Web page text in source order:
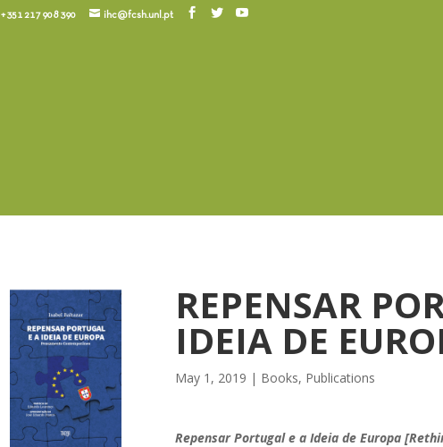
+351 217 908 390 ihc@fcsh.unl.pt
REPENSAR
IDEIA DE
May 1, 2019 | Books, Publications
Repensar Portugal e a Ideia de Europa